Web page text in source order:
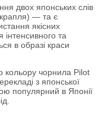
двох японських слів
— та є
якісних
та
в образі краси
кольору чорнила Pilot
з японської
популярний в Японії